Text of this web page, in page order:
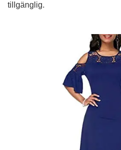
tillgänglig.